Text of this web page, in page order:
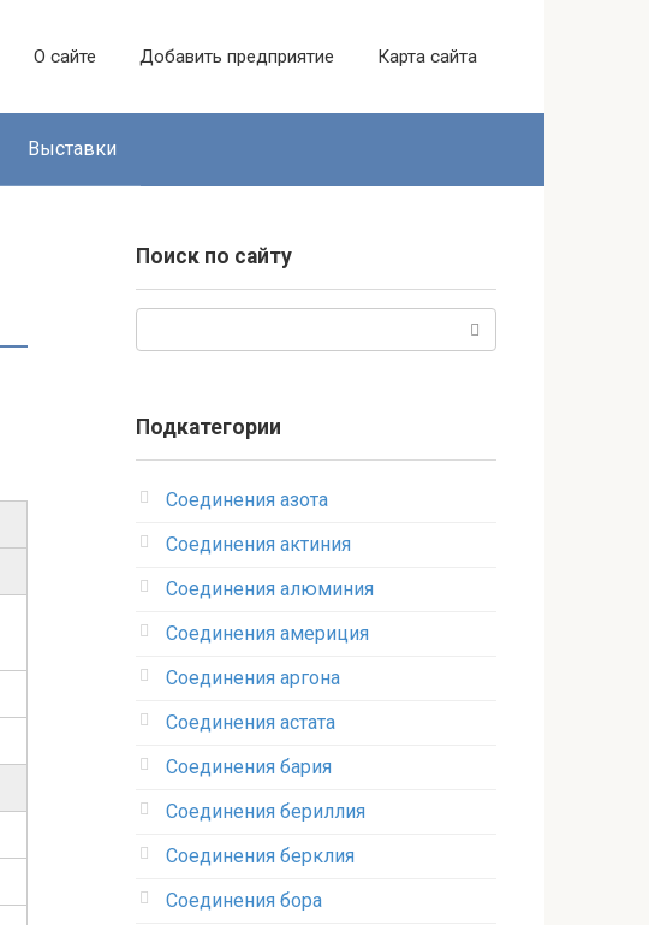
О сайте Добавить предприятие Карта сайта
Выставки
Поиск по сайту
Подкатегории
Соединения азота
Соединения актиния
Соединения алюминия‎
Соединения америция‎
Соединения аргона‎
Соединения астата‎
Соединения бария
Соединения бериллия‎
Соединения берклия
Соединения бора‎